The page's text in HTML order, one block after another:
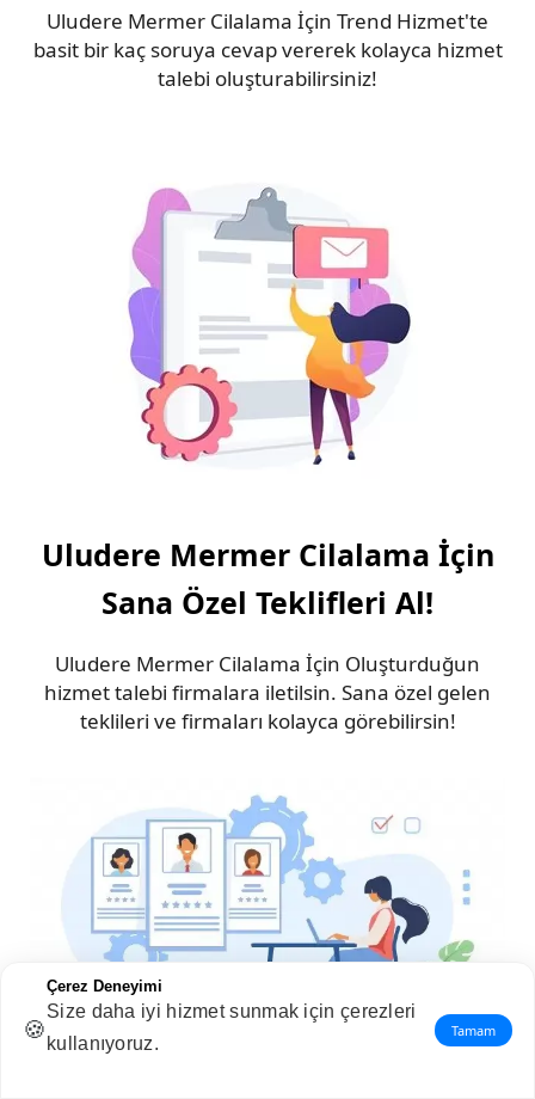
Uludere Mermer Cilalama İçin Trend Hizmet'te
basit bir kaç soruya cevap vererek kolayca hizmet
talebi oluşturabilirsiniz!
Uludere Mermer Cilalama İçin
Sana Özel Teklifleri Al!
Uludere Mermer Cilalama İçin Oluşturduğun
hizmet talebi firmalara iletilsin. Sana özel gelen
teklileri ve firmaları kolayca görebilirsin!
🍪
Çerez Deneyimi
Size daha iyi hizmet sunmak için çerezleri
kullanıyoruz.
Tamam